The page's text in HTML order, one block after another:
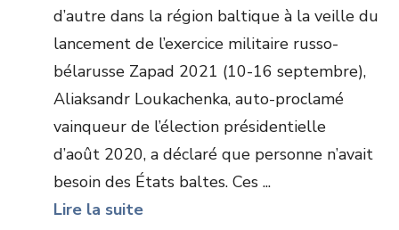
d’autre dans la région baltique à la veille du
lancement de l’exercice militaire russo-
bélarusse Zapad 2021 (10-16 septembre),
Aliaksandr Loukachenka, auto-proclamé
vainqueur de l’élection présidentielle
d’août 2020, a déclaré que personne n’avait
besoin des États baltes. Ces ...
Lire la suite